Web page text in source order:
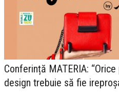
Conferință MATERIA:
design trebuie să fie